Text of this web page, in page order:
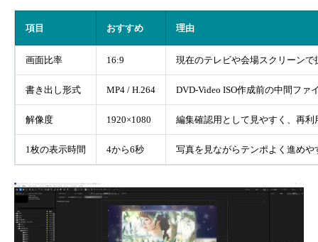
項目 おすすめ 理由
画面比率 16:9 現在のテレビや会場スクリーンで
書き出し形式 MP4 / H.264 DVD-Video ISO作成前の中間ファ
解像度 1920×1080 編集確認用として見やすく、再利
1枚の表示時間 4から6秒 写真を見ながらテンポよく進めや